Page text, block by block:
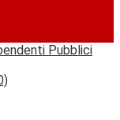
Pubblici